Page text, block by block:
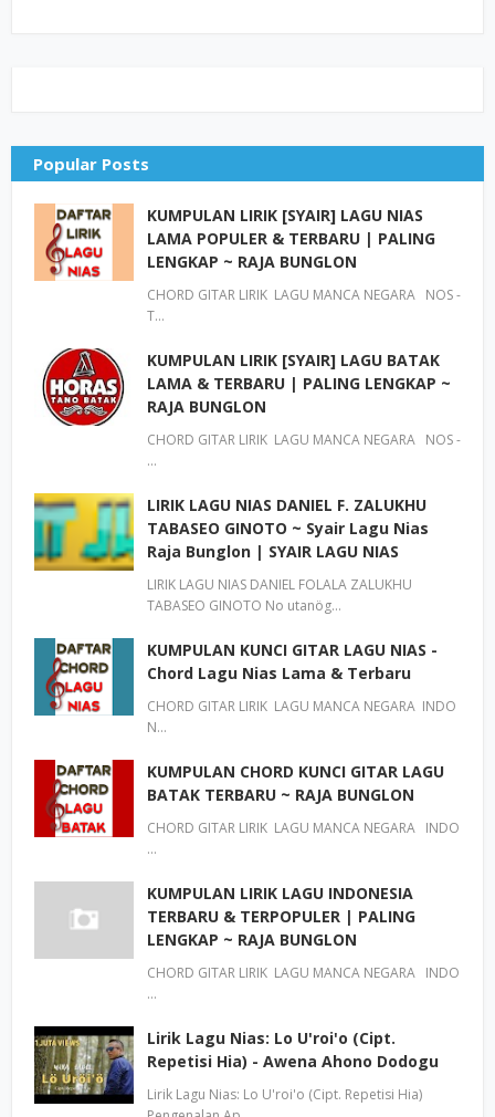
Popular Posts
KUMPULAN LIRIK [SYAIR] LAGU NIAS
LAMA POPULER & TERBARU | PALING
LENGKAP ~ RAJA BUNGLON
CHORD GITAR LIRIK LAGU MANCA NEGARA NOS -
T…
KUMPULAN LIRIK [SYAIR] LAGU BATAK
LAMA & TERBARU | PALING LENGKAP ~
RAJA BUNGLON
CHORD GITAR LIRIK LAGU MANCA NEGARA NOS -
…
LIRIK LAGU NIAS DANIEL F. ZALUKHU
TABASEO GINOTO ~ Syair Lagu Nias
Raja Bunglon | SYAIR LAGU NIAS
LIRIK LAGU NIAS DANIEL FOLALA ZALUKHU
TABASEO GINOTO No utanög…
KUMPULAN KUNCI GITAR LAGU NIAS -
Chord Lagu Nias Lama & Terbaru
CHORD GITAR LIRIK LAGU MANCA NEGARA INDO
N…
KUMPULAN CHORD KUNCI GITAR LAGU
BATAK TERBARU ~ RAJA BUNGLON
CHORD GITAR LIRIK LAGU MANCA NEGARA INDO
…
KUMPULAN LIRIK LAGU INDONESIA
TERBARU & TERPOPULER | PALING
LENGKAP ~ RAJA BUNGLON
CHORD GITAR LIRIK LAGU MANCA NEGARA INDO
…
Lirik Lagu Nias: Lo U'roi'o (Cipt.
Repetisi Hia) - Awena Ahono Dodogu
Lirik Lagu Nias: Lo U'roi'o (Cipt. Repetisi Hia)